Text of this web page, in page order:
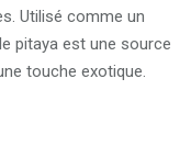
Utilisé comme un
pitaya est une source
touche exotique.